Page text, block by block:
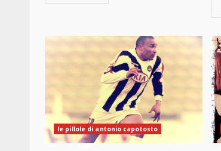
le pillole di antonio capotosto